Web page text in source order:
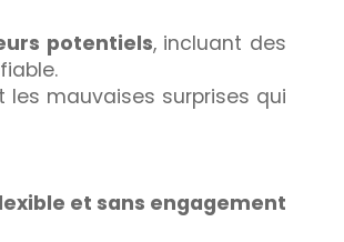
potentiels, incluant des
les mauvaises surprises qui
et sans engagement